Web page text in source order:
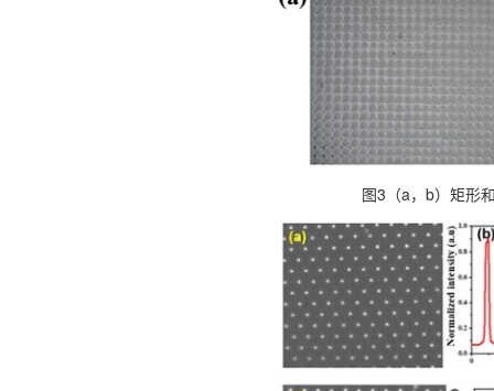
图3（a，b）矩形